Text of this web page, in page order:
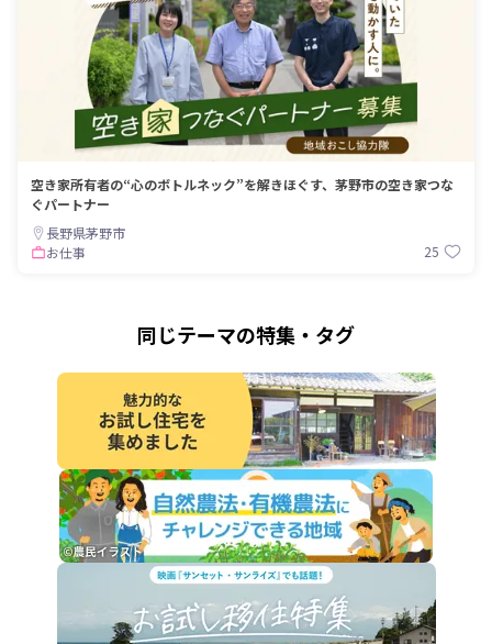
空き家所有者の“心のボトルネック”を解きほぐす、茅野市の空き家つな
ぐパートナー
長野県茅野市
お仕事
25
同じテーマの特集・タグ